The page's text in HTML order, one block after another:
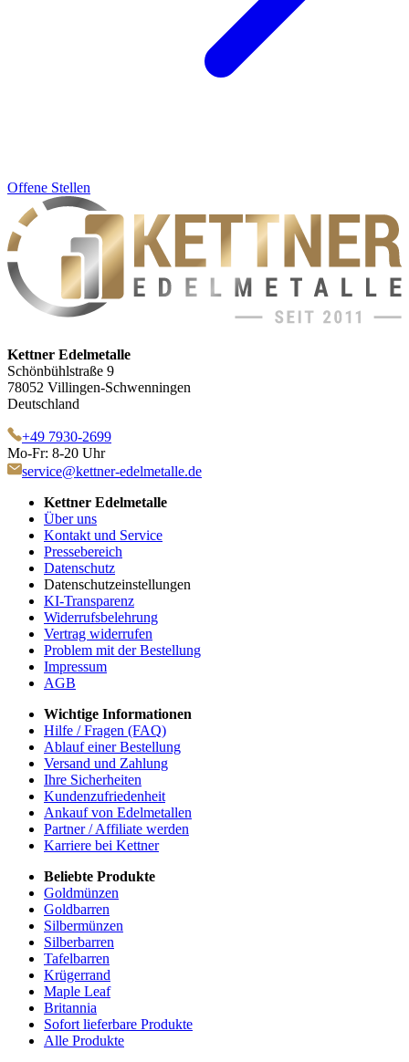
Offene Stellen
Kettner Edelmetalle
Schönbühlstraße 9
78052 Villingen-Schwenningen
Deutschland
+49 7930-2699
Mo-Fr: 8-20 Uhr
service@kettner-edelmetalle.de
Kettner Edelmetalle
Über uns
Kontakt und Service
Pressebereich
Datenschutz
Datenschutzeinstellungen
KI-Transparenz
Widerrufsbelehrung
Vertrag widerrufen
Problem mit der Bestellung
Impressum
AGB
Wichtige Informationen
Hilfe / Fragen (FAQ)
Ablauf einer Bestellung
Versand und Zahlung
Ihre Sicherheiten
Kundenzufriedenheit
Ankauf von Edelmetallen
Partner / Affiliate werden
Karriere bei Kettner
Beliebte Produkte
Goldmünzen
Goldbarren
Silbermünzen
Silberbarren
Tafelbarren
Krügerrand
Maple Leaf
Britannia
Sofort lieferbare Produkte
Alle Produkte